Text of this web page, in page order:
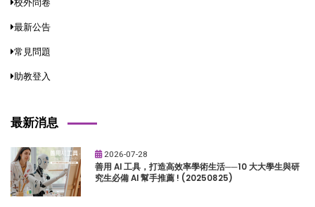
校外問卷
最新公告
常見問題
助教登入
最新消息
2026-07-28
善用 AI 工具，打造高效率學術生活──10 大大學生與研
究生必備 AI 幫手推薦 ! (20250825)